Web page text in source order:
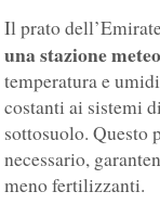
Il prato
una stazione
temperatura e
costanti ai sistemi
sottosuolo. Questo
necessario,
meno fertilizzanti.